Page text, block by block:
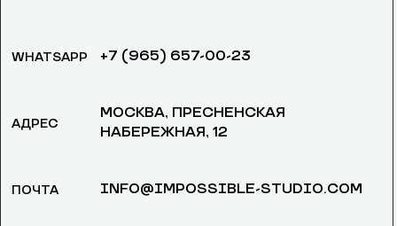
WHATSAPP
АДРЕС
ПОЧТА
+7 (965) 657-00-23
МОСКВА, ​ПРЕСНЕНСКАЯ
НАБЕРЕЖНАЯ, 12
INFO@IMPOSSIBLE-STUDIO.COM